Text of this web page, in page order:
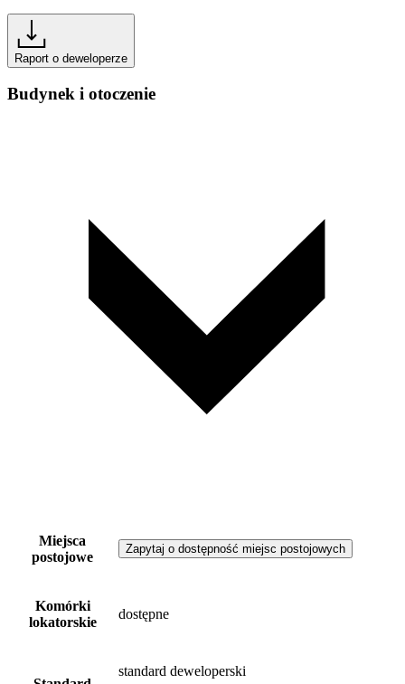
Raport o deweloperze
Budynek i otoczenie
Miejsca
postojowe
Zapytaj o dostępność miejsc postojowych
Komórki
lokatorskie
dostępne
standard deweloperski